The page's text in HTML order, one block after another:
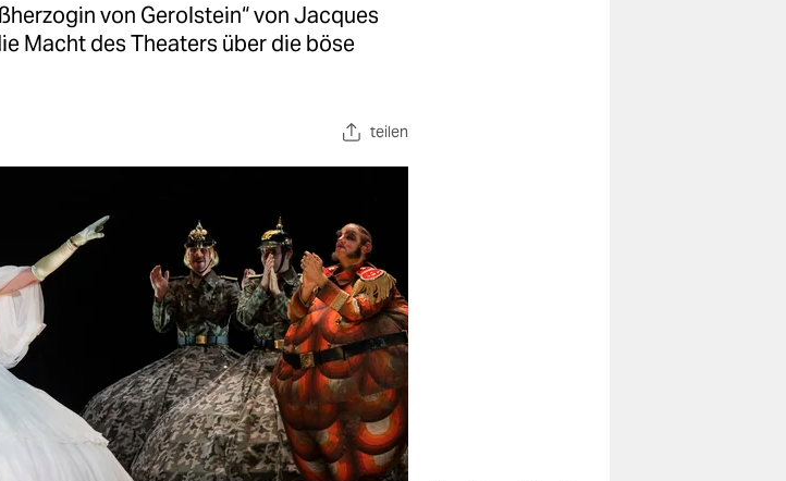
von Gerolstein“ von Jacques
Macht des Theaters über die böse
teilen